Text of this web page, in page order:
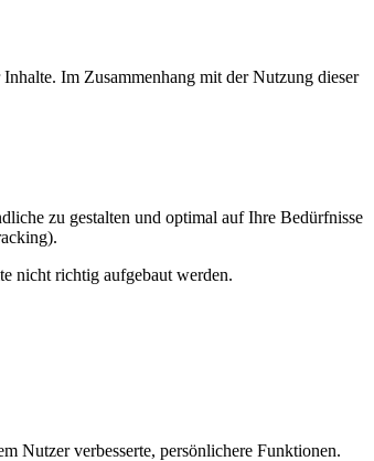
Im Zusammenhang mit der Nutzung dieser
zu gestalten und optimal auf Ihre Bedürfnisse
nicht richtig aufgebaut werden.
Nutzer verbesserte, persönlichere Funktionen.